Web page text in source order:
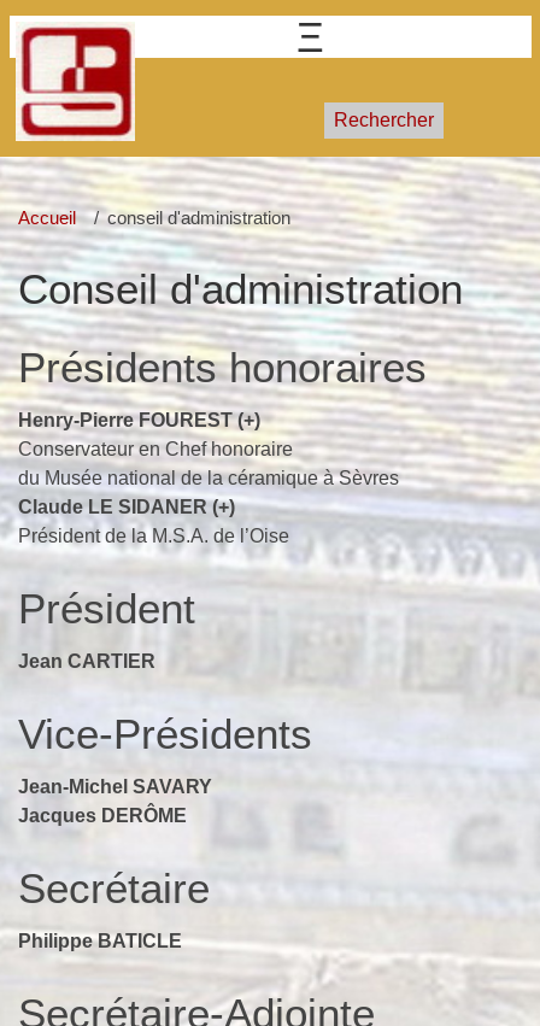
Rechercher
GRECB
Groupe de recherches et d'études de la
céramique du Beauvaisis
Accueil conseil d'administration
Conseil d'administration
Présidents honoraires
Henry-Pierre FOUREST (+)
Conservateur en Chef honoraire
du Musée national de la céramique à Sèvres
Claude LE SIDANER (+)
Président de la M.S.A. de l’Oise
Président
Jean CARTIER
Vice-Présidents
Jean-Michel SAVARY
Jacques DERÔME
Secrétaire
Philippe BATICLE
Secrétaire-Adjointe